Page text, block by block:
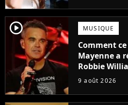
player2 MUSIQUE
Comment
Mayenne a
Robbie
cette année ?
9 août 2026